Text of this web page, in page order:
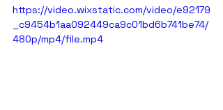
https://video.wixstatic.com/video/e92179
_c9454b1aa092449ca9c01bd6b741be74/
480p/mp4/file.mp4